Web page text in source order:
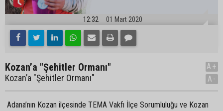
12:32 01 Mart 2020
Kozan’a "Şehitler Ormanı"
Kozan’a "Şehitler Ormanı"
A+
A-
Adana’nın Kozan ilçesinde TEMA Vakfı İlçe Sorumluluğu ve Kozan